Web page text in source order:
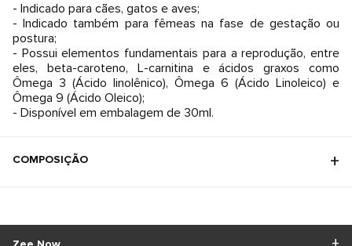
- Indicado para cães, gatos e aves;
- Indicado também para fêmeas na fase de gestação ou
postura;
- Possui elementos fundamentais para a reprodução, entre
eles, beta-caroteno, L-carnitina e ácidos graxos como
Ômega 3 (Ácido linolênico), Ômega 6 (Ácido Linoleico) e
Ômega 9 (Ácido Oleico);
- Disponível em embalagem de 30ml.
COMPOSIÇÃO